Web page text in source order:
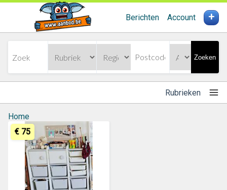
Berichten Account +
Zoeken
Rubrieken
Home
€ 75